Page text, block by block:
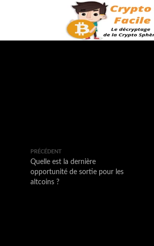
PRÉCÉDENT
Quelle est la dernière
opportunité de sortie pour les
altcoins ?